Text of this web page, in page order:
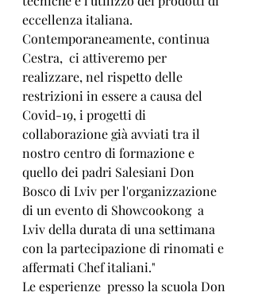
eccellenza italiana.
Contemporaneamente, continua
Cestra,  ci attiveremo per
realizzare, nel rispetto delle
restrizioni in essere a causa del
Covid-19, i progetti di
collaborazione già avviati tra il
nostro centro di formazione e
quello dei padri Salesiani Don
Bosco di Lviv per l'organizzazione
di un evento di Showcookong  a
Lviv della durata di una settimana
con la partecipazione di rinomati e
affermati Chef italiani."
Le esperienze  presso la scuola Don